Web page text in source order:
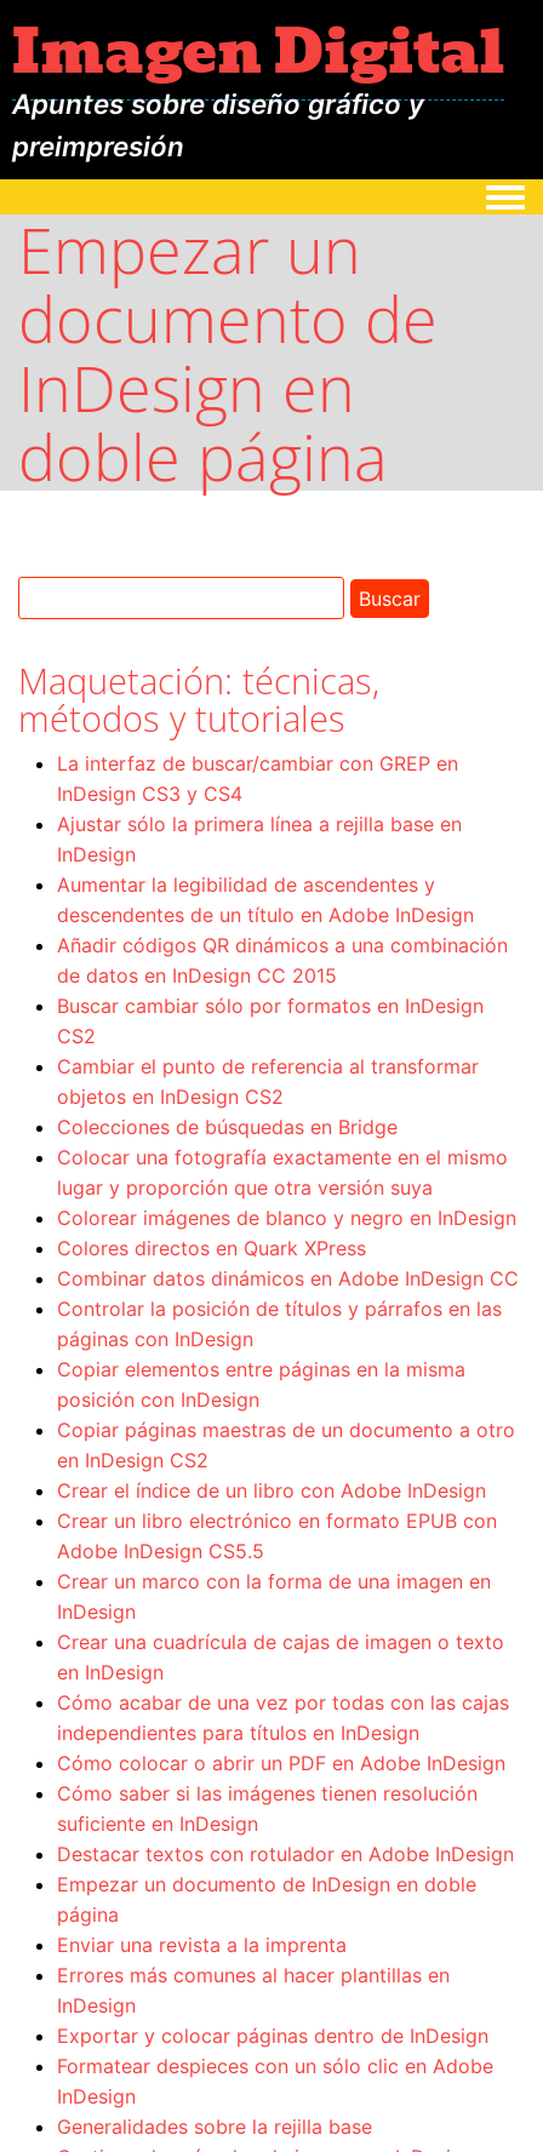
Imagen Digital
Apuntes sobre diseño gráfico y
preimpresión
Empezar un
documento de
InDesign en
doble página
Maquetación: técnicas,
métodos y tutoriales
La interfaz de buscar/cambiar con GREP en
InDesign CS3 y CS4
Ajustar sólo la primera línea a rejilla base en
InDesign
Aumentar la legibilidad de ascendentes y
descendentes de un título en Adobe InDesign
Añadir códigos QR dinámicos a una combinación
de datos en InDesign CC 2015
Buscar cambiar sólo por formatos en InDesign
CS2
Cambiar el punto de referencia al transformar
objetos en InDesign CS2
Colecciones de búsquedas en Bridge
Colocar una fotografía exactamente en el mismo
lugar y proporción que otra versión suya
Colorear imágenes de blanco y negro en InDesign
Colores directos en Quark XPress
Combinar datos dinámicos en Adobe InDesign CC
Controlar la posición de títulos y párrafos en las
páginas con InDesign
Copiar elementos entre páginas en la misma
posición con InDesign
Copiar páginas maestras de un documento a otro
en InDesign CS2
Crear el índice de un libro con Adobe InDesign
Crear un libro electrónico en formato EPUB con
Adobe InDesign CS5.5
Crear un marco con la forma de una imagen en
InDesign
Crear una cuadrícula de cajas de imagen o texto
en InDesign
Cómo acabar de una vez por todas con las cajas
independientes para títulos en InDesign
Cómo colocar o abrir un PDF en Adobe InDesign
Cómo saber si las imágenes tienen resolución
suficiente en InDesign
Destacar textos con rotulador en Adobe InDesign
Empezar un documento de InDesign en doble
página
Enviar una revista a la imprenta
Errores más comunes al hacer plantillas en
InDesign
Exportar y colocar páginas dentro de InDesign
Formatear despieces con un sólo clic en Adobe
InDesign
Generalidades sobre la rejilla base